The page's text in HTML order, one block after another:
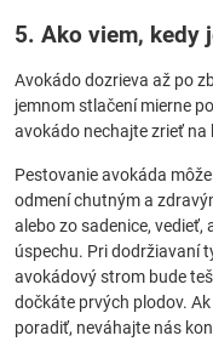
5. Ako viem, kedy
Avokádo dozrieva až po
jemnom stlačení mierne
avokádo nechajte zrieť na
Pestovanie avokáda
odmení chutným a
alebo zo sadenice,
úspechu. Pri dodržiavaní
avokádový strom bude
dočkáte prvých plodov.
poradiť, neváhajte nás